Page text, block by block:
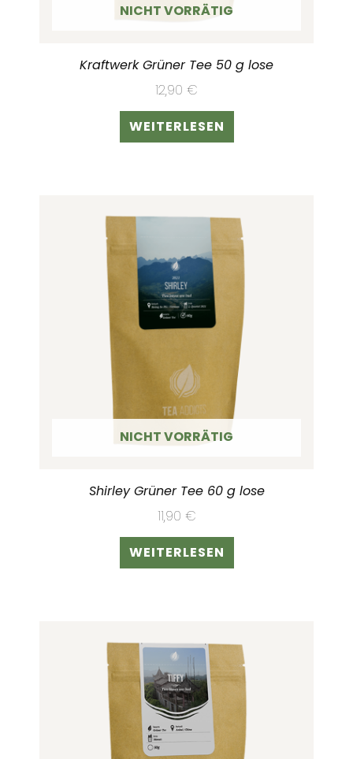
NICHT VORRÄTIG
Kraftwerk Grüner Tee 50 g lose
12,90 €
WEITERLESEN
NICHT VORRÄTIG
Shirley Grüner Tee 60 g lose
11,90 €
WEITERLESEN